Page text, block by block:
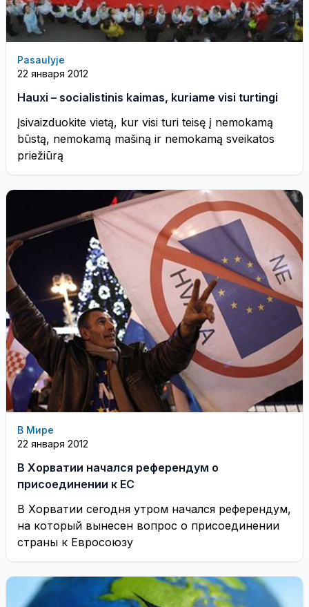
Pasaulyje
22 января 2012
Hauxi – socialistinis kaimas, kuriame visi turtingi
Įsivaizduokite vietą, kur visi turi teisę į nemokamą
būstą, nemokamą mašiną ir nemokamą sveikatos
priežiūrą
В Мире
22 января 2012
В Хорватии начался референдум о
присоединении к ЕС
В Хорватии сегодня утром начался референдум,
на который вынесен вопрос о присоединении
страны к Евросоюзу